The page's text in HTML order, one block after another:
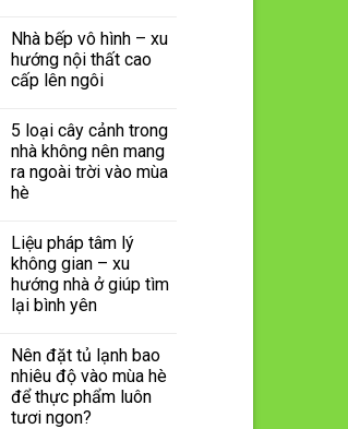
Nhà bếp vô hình – xu
hướng nội thất cao
cấp lên ngôi
5 loại cây cảnh trong
nhà không nên mang
ra ngoài trời vào mùa
hè
Liệu pháp tâm lý
không gian – xu
hướng nhà ở giúp tìm
lại bình yên
Nên đặt tủ lạnh bao
nhiêu độ vào mùa hè
để thực phẩm luôn
tươi ngon?